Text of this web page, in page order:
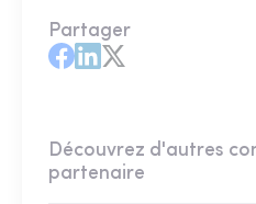
Partager
Découvrez d'autres
partenaire